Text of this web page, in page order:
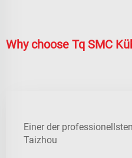
Why choose Tq SMC
Einer der
Taizhou